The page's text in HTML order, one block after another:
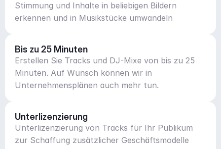
Stimmung und Inhalte in beliebigen Bildern
erkennen und in Musikstücke umwandeln
Bis zu 25 Minuten
Erstellen Sie Tracks und DJ-Mixe von bis zu 25
Minuten. Auf Wunsch können wir in
Unternehmensplänen auch mehr tun.
Unterlizenzierung
Unterlizenzierung von Tracks für Ihr Publikum
zur Schaffung zusätzlicher Geschäftsmodelle